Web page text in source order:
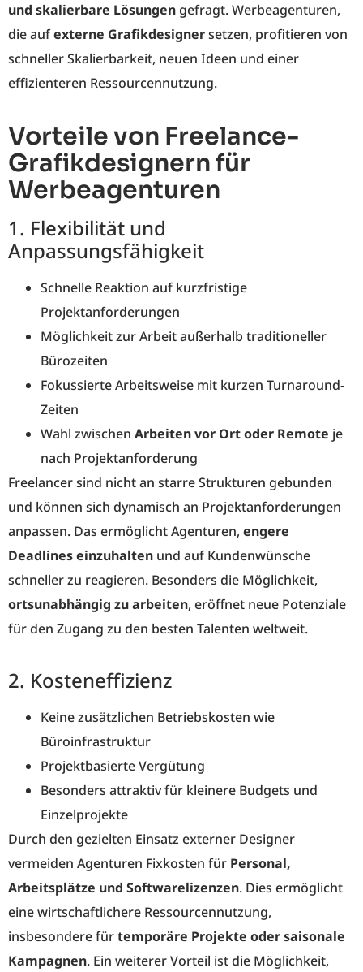
und skalierbare Lösungengefragt. Werbeagenturen,
die aufexterne Grafikdesignersetzen, profitieren von
schneller Skalierbarkeit, neuen Ideen und einer
effizienteren Ressourcennutzung.
Vorteile von Freelance-
Grafikdesignern für
Werbeagenturen
1. Flexibilität und
Anpassungsfähigkeit
Schnelle Reaktion auf kurzfristige
Projektanforderungen
Möglichkeit zur Arbeit außerhalb traditioneller
Bürozeiten
Fokussierte Arbeitsweise mit kurzen Turnaround-
Zeiten
Wahl zwischen Arbeiten vor Ort oder Remote je
nach Projektanforderung
Freelancer sind nicht an starre Strukturen gebunden
und können sich dynamisch an Projektanforderungen
anpassen. Das ermöglicht Agenturen, engere
Deadlines einzuhalten und auf Kundenwünsche
schneller zu reagieren. Besonders die Möglichkeit,
ortsunabhängig zu arbeiten, eröffnet neue Potenziale
für den Zugang zu den besten Talenten weltweit.
2. Kosteneffizienz
Keine zusätzlichen Betriebskosten wie
Büroinfrastruktur
Projektbasierte Vergütung
Besonders attraktiv für kleinere Budgets und
Einzelprojekte
Durch den gezielten Einsatz externer Designer
vermeiden Agenturen Fixkosten für Personal,
Arbeitsplätze und Softwarelizenzen. Dies ermöglicht
eine wirtschaftlichere Ressourcennutzung,
insbesondere fürtemporäre Projekte oder saisonale
Kampagnen. Ein weiterer Vorteil ist die Möglichkeit,